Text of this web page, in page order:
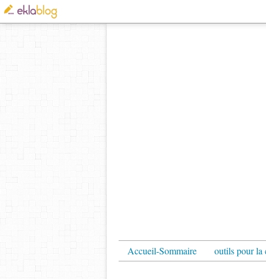
Accueil-Sommaire outils pour la